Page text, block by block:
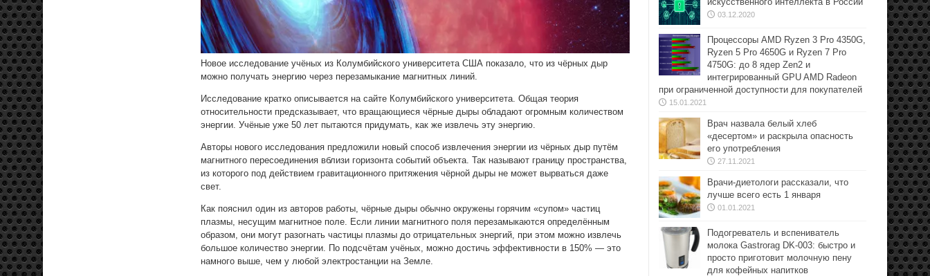
Новое исследование учёных из Колумбийского университета США показало, что из чёрных дыр
можно получать энергию через перезамыкание магнитных линий.
Исследование кратко описывается на сайте Колумбийского университета. Общая теория
относительности предсказывает, что вращающиеся чёрные дыры обладают огромным количеством
энергии. Учёные уже 50 лет пытаются придумать, как же извлечь эту энергию.
Авторы нового исследования предложили новый способ извлечения энергии из чёрных дыр путём
магнитного пересоединения вблизи горизонта событий объекта. Так называют границу пространства,
из которого под действием гравитационного притяжения чёрной дыры не может вырваться даже
свет.
Как пояснил один из авторов работы, чёрные дыры обычно окружены горячим «супом» частиц
плазмы, несущим магнитное поле. Если линии магнитного поля перезамыкаются определённым
образом, они могут разогнать частицы плазмы до отрицательных энергий, при этом можно извлечь
большое количество энергии. По подсчётам учёных, можно достичь эффективности в 150% — это
намного выше, чем у любой электростанции на Земле.
03.12.2020
Процессоры AMD Ryzen 3 Pro 4350G,
Ryzen 5 Pro 4650G и Ryzen 7 Pro
4750G: до 8 ядер Zen2 и
интегрированный GPU AMD Radeon
при ограниченной доступности для покупателей
15.01.2021
Врач назвала белый хлеб
«десертом» и раскрыла опасность
его употребления
27.11.2021
Врачи-диетологи рассказали, что
лучше всего есть 1 января
01.01.2021
Подогреватель и вспениватель
молока Gastrorag DK-003: быстро и
просто приготовит молочную пену
для кофейных напитков